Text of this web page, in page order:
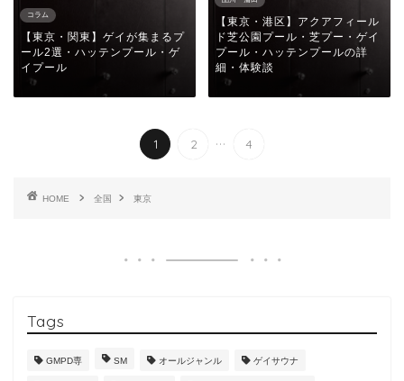
コラム
【東京・関東】ゲイが集まるプ
ール2選・ハッテンプール・ゲ
イプール
【東京・港区】アクアフィール
ド芝公園プール・芝プー・ゲイ
プール・ハッテンプールの詳
細・体験談
1 2 ... 4
HOME 全国 東京
Tags
GMPD専 SM オールジャンル ゲイサウナ